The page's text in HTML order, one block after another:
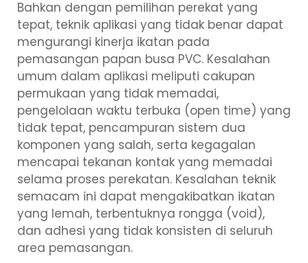
Bahkan dengan pemilihan perekat yang
tepat, teknik aplikasi yang tidak benar dapat
mengurangi kinerja ikatan pada
pemasangan papan busa PVC. Kesalahan
umum dalam aplikasi meliputi cakupan
permukaan yang tidak memadai,
pengelolaan waktu terbuka (open time) yang
tidak tepat, pencampuran sistem dua
komponen yang salah, serta kegagalan
mencapai tekanan kontak yang memadai
selama proses perekatan. Kesalahan teknik
semacam ini dapat mengakibatkan ikatan
yang lemah, terbentuknya rongga (void),
dan adhesi yang tidak konsisten di seluruh
area pemasangan.